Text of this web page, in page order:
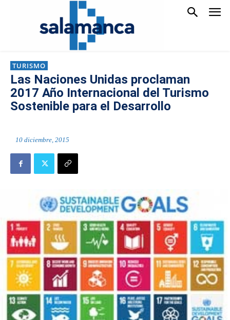
TURISMO
Las Naciones Unidas proclaman
2017 Año Internacional del Turismo
Sostenible para el Desarrollo
10 diciembre, 2015